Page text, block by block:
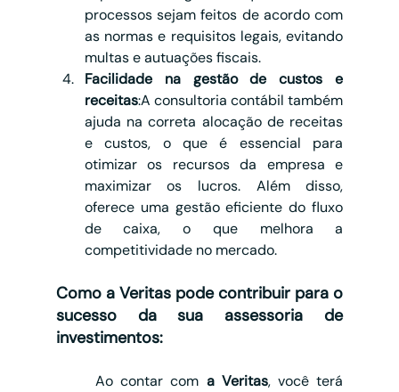
processos sejam feitos de acordo com
as normas e requisitos legais, evitando
multas e autuações fiscais.
Facilidade na gestão de custos e
receitas:A consultoria contábil também
ajuda na correta alocação de receitas
e custos, o que é essencial para
otimizar os recursos da empresa e
maximizar os lucros. Além disso,
oferece uma gestão eficiente do fluxo
de caixa, o que melhora a
competitividade no mercado.
Como a Veritas pode contribuir para o
sucesso da sua assessoria de
investimentos:
	Ao contar com
a Veritas, você terá